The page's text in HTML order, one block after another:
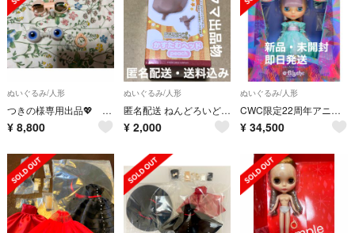
ぬいぐるみ/人形
つきの様専用出品💖 ネオブライス アイギミック「ディアフォレストディアー」2体分
¥ 8,800
ぬいぐるみ/人形
匿名配送 ねんどろいどどーる かすたむヘッド peach ピーチ ドールヘッド
¥ 2,000
ぬいぐるみ/人形
CWC限定22周年アニバーサリーネオブライス オーレラアンフィトリテ
¥ 34,500